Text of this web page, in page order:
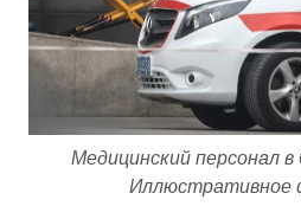
Медицинский персонал в
Иллюстративное